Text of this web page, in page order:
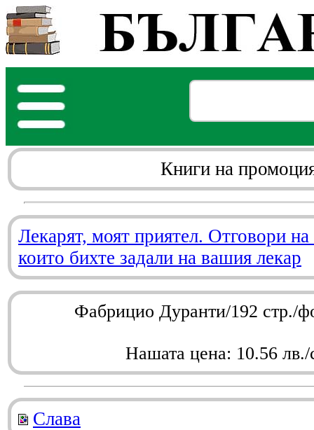
Книги на
Лекарят, моят приятел. Отговори
които бихте задали на вашия лекар
Фабрицио Дуранти/192 стр./
Нашата цена: 10.56 лв./
Слава